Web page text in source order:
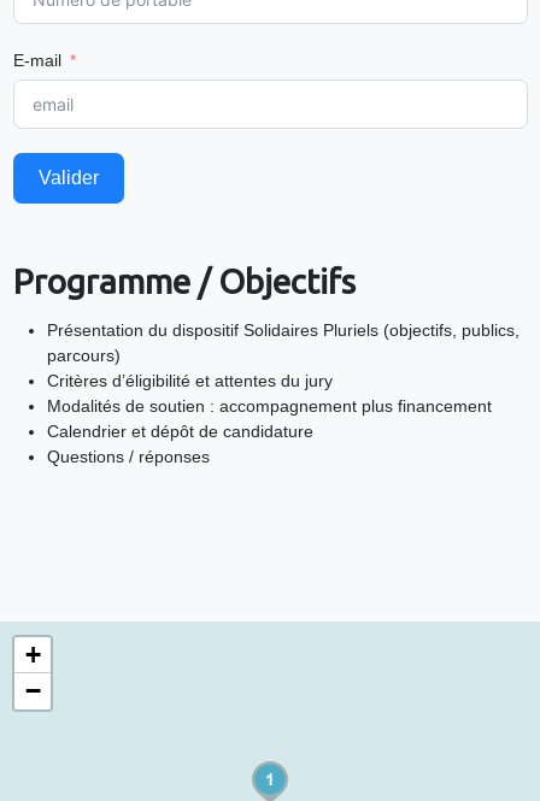
E-mail
Valider
Programme / Objectifs
Présentation du dispositif Solidaires Pluriels (objectifs, publics,
parcours)
Critères d’éligibilité et attentes du jury
Modalités de soutien : accompagnement plus financement
Calendrier et dépôt de candidature
Questions / réponses
+
−